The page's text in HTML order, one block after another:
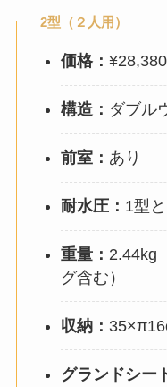
2型（２人用）
価格：¥28,380
構造： ダブル
前室： あり
耐水圧： 1型
重量： 2.44kg
グ含む）
収納：
グランドシー